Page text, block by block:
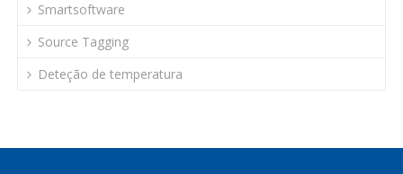
Smartsoftware
Source Tagging
Deteção de temperatura